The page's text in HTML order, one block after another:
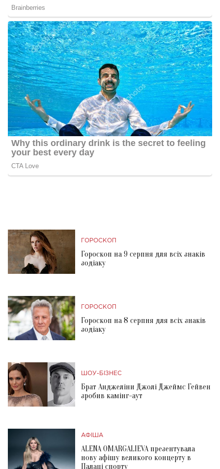
ГОРОСКОП
Гороскоп на 9 серпня для всіх знаків
зодіаку
ГОРОСКОП
Гороскоп на 8 серпня для всіх знаків
зодіаку
ШОУ-БІЗНЕС
Брат Анджеліни Джолі Джеймс Гейвен
зробив камінг-аут
АФІША
ALENA OMARGALIEVA презентувала
нову афішу великого концерту в
Палаці спорту